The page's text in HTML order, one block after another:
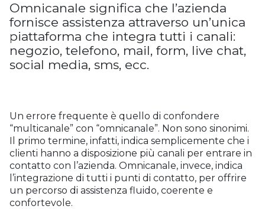
Omnicanale significa che l’azienda
fornisce assistenza attraverso un’unica
piattaforma che integra tutti i canali:
negozio, telefono, mail, form, live chat,
social media, sms, ecc.
Un errore frequente è quello di confondere
“multicanale” con “omnicanale”. Non sono sinonimi.
Il primo termine, infatti, indica semplicemente che i
clienti hanno a disposizione più canali per entrare in
contatto con l’azienda. Omnicanale, invece, indica
l’integrazione di tutti i punti di contatto, per offrire
un percorso di assistenza fluido, coerente e
confortevole.